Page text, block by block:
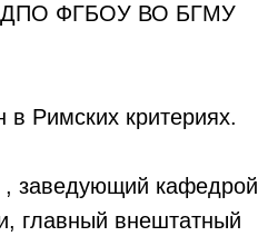
ИДПО ФГБОУ ВО БГМУ
в Римских критериях.
заведующий кафедрой
главный внештатный